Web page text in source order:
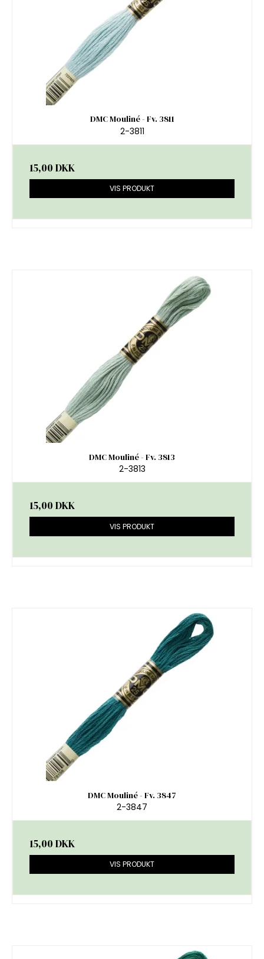
DMC Mouliné - Fv. 3811
2-3811
15,00 DKK
VIS PRODUKT
DMC Mouliné - Fv. 3813
2-3813
15,00 DKK
VIS PRODUKT
DMC Mouliné - Fv. 3847
2-3847
15,00 DKK
VIS PRODUKT